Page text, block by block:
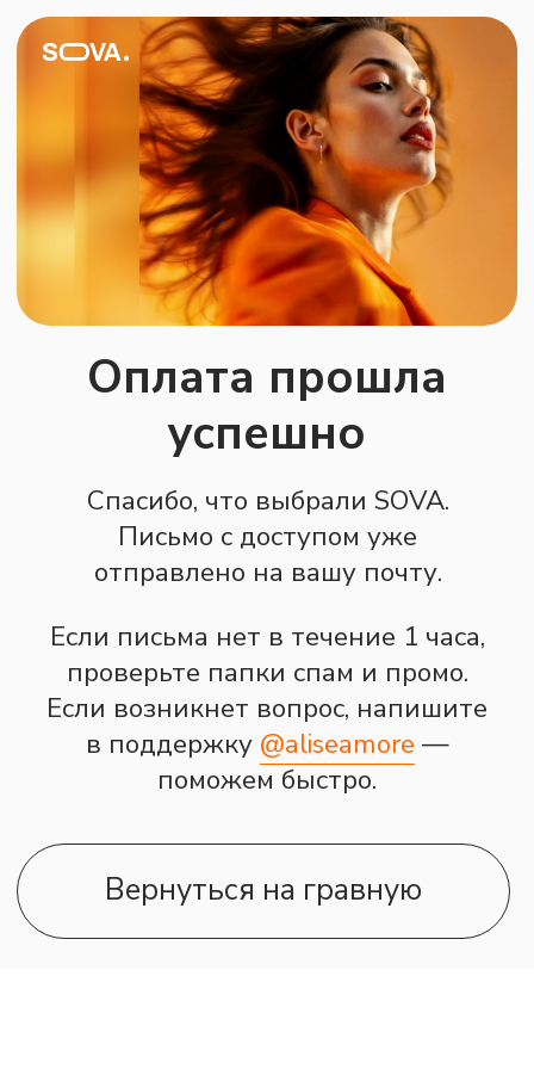
Оплата прошла
успешно
Спасибо, что выбрали SOVA.
Письмо с доступом уже
отправлено на вашу почту.
Если письма нет в течение 1 часа,
Если возникнет вопрос, напишите
в поддержку@aliseamore—
поможем быстро.
Вернуться на гравную